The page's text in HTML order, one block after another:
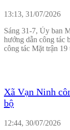
13:13, 31/07/2026
Sáng 31-7, Ủy ban
hướng dẫn công tác
công tác Mặt trận 19
Xã Vạn Ninh
bộ
12:44, 30/07/2026